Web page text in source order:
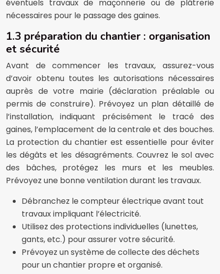
éventuels travaux de maçonnerie ou de plâtrerie
nécessaires pour le passage des gaines.
1.3 préparation du chantier : organisation
et sécurité
Avant de commencer les travaux, assurez-vous
d’avoir obtenu toutes les autorisations nécessaires
auprès de votre mairie (déclaration préalable ou
permis de construire). Prévoyez un plan détaillé de
l’installation, indiquant précisément le tracé des
gaines, l’emplacement de la centrale et des bouches.
La protection du chantier est essentielle pour éviter
les dégâts et les désagréments. Couvrez le sol avec
des bâches, protégez les murs et les meubles.
Prévoyez une bonne ventilation durant les travaux.
Débranchez le compteur électrique avant tout
travaux impliquant l’électricité.
Utilisez des protections individuelles (lunettes,
gants, etc.) pour assurer votre sécurité.
Prévoyez un système de collecte des déchets
pour un chantier propre et organisé.